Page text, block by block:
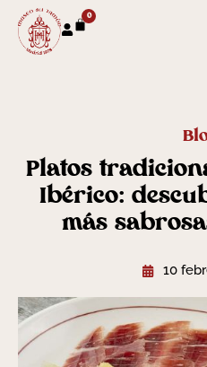
0
Platos
Ibérico:
más
10